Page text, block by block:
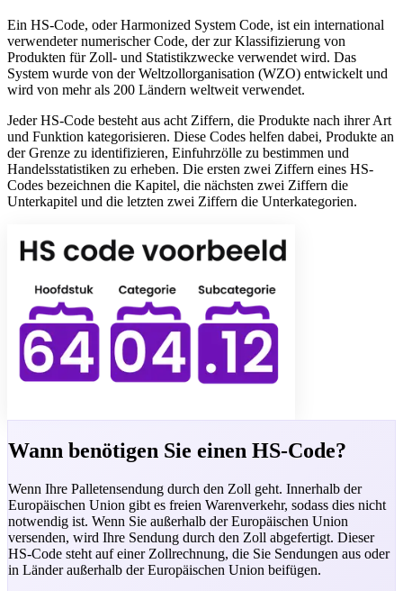
Ein HS-Code, oder Harmonized System Code, ist ein international
verwendeter numerischer Code, der zur Klassifizierung von
Produkten für Zoll- und Statistikzwecke verwendet wird. Das
System wurde von der Weltzollorganisation (WZO) entwickelt und
wird von mehr als 200 Ländern weltweit verwendet.
Jeder HS-Code besteht aus acht Ziffern, die Produkte nach ihrer Art
und Funktion kategorisieren. Diese Codes helfen dabei, Produkte an
der Grenze zu identifizieren, Einfuhrzölle zu bestimmen und
Handelsstatistiken zu erheben. Die ersten zwei Ziffern eines HS-
Codes bezeichnen die Kapitel, die nächsten zwei Ziffern die
Unterkapitel und die letzten zwei Ziffern die Unterkategorien.
Wann benötigen Sie einen HS-Code?
Wenn Ihre Palletensendung durch den Zoll geht. Innerhalb der
Europäischen Union gibt es freien Warenverkehr, sodass dies nicht
notwendig ist. Wenn Sie außerhalb der Europäischen Union
versenden, wird Ihre Sendung durch den Zoll abgefertigt. Dieser
HS-Code steht auf einer Zollrechnung, die Sie Sendungen aus oder
in Länder außerhalb der Europäischen Union beifügen.